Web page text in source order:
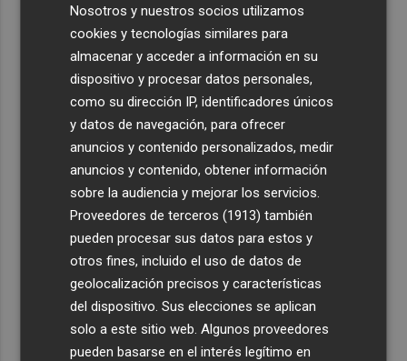
Nosotros y nuestros socios utilizamos
cookies y tecnologías similares para
almacenar y acceder a información en su
dispositivo y procesar datos personales,
como su dirección IP, identificadores únicos
y datos de navegación, para ofrecer
anuncios y contenido personalizados, medir
anuncios y contenido, obtener información
sobre la audiencia y mejorar los servicios.
Proveedores de terceros (1913) también
pueden procesar sus datos para estos y
otros fines, incluido el uso de datos de
geolocalización precisos y características
del dispositivo. Sus elecciones se aplican
solo a este sitio web. Algunos proveedores
pueden basarse en el interés legítimo en